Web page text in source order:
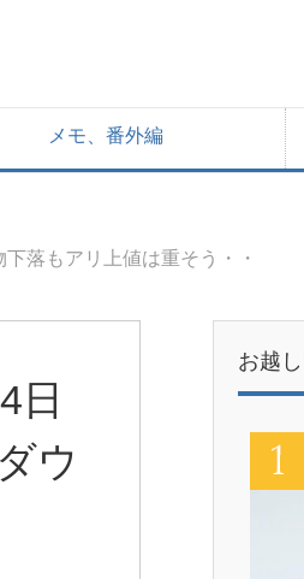
メモ、番外編
落もアリ上値は重そう・・
日
ウ
お越